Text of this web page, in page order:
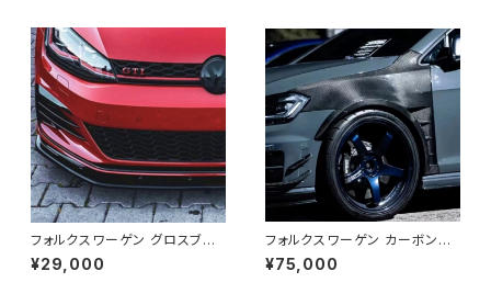
フォルクスワーゲン グロスブラッ
ク Golf 7-7.5R GTI TCRスタ
イルフロントリップ
¥29,000
フォルクスワーゲン カーボンフ
ァイバーフェンダー Golf R MK
7 2015～2017
¥75,000